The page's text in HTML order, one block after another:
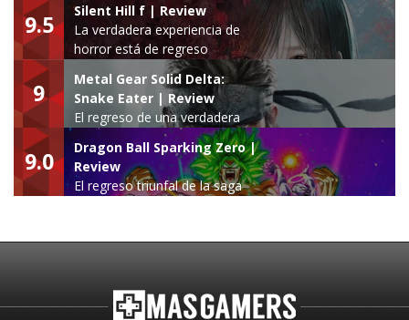
9.5
Silent Hill f | Review
La verdadera experiencia de
horror está de regreso
9
Metal Gear Solid Delta:
Snake Eater | Review
El regreso de una verdadera
leyenda
9.0
Dragon Ball Sparking Zero |
Review
El regreso triunfal de la saga